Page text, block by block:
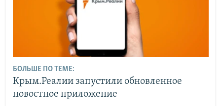
БОЛЬШЕ ПО ТЕМЕ:
Крым.Реалии запустили обновленное
новостное приложение